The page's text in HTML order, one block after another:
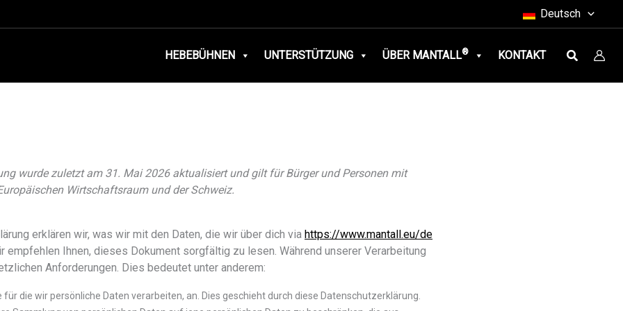
Deutsch
HEBEBÜHNEN UNTERSTÜTZUNG ÜBER MANTALL® KONTAKT Suche
wurde zuletzt am 31. Mai 2026 aktualisiert und gilt für Bürger und Personen mit
Wirtschaftsraum und der Schweiz.
erklären wir, was wir mit den Daten, die wir über dich via https://www.mantall.eu/de
empfehlen Ihnen, dieses Dokument sorgfältig zu lesen. Während unserer Verarbeitung
Anforderungen. Dies bedeutet unter anderem:
für die wir persönliche Daten verarbeiten, an. Dies geschieht durch diese Datenschutzerklärung.